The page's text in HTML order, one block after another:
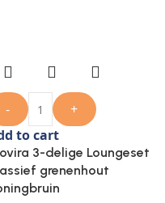
-
+
to cart
3-delige Loungeset
grenenhout